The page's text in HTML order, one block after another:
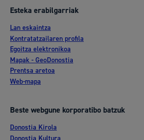
Esteka erabilgarriak
Lan eskaintza
Kontratatzailaren profila
Egoitza elektronikoa
Mapak - GeoDonostia
Prentsa aretoa
Web-mapa
Beste webgune korporatibo batzuk
Donostia Kirola
Donostia Kultura